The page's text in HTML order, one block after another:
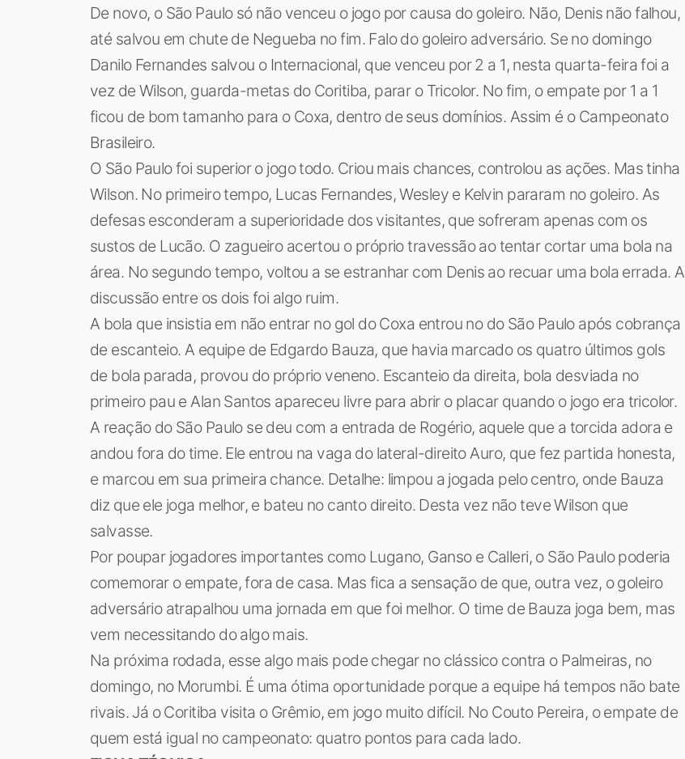
De novo, o São Paulo só não venceu o jogo por causa do goleiro. Não, Denis não falhou,
até salvou em chute de Negueba no fim. Falo do goleiro adversário. Se no domingo
Danilo Fernandes salvou o Internacional, que venceu por 2 a 1, nesta quarta-feira foi a
vez de Wilson, guarda-metas do Coritiba, parar o Tricolor. No fim, o empate por 1 a 1
ficou de bom tamanho para o Coxa, dentro de seus domínios. Assim é o Campeonato
Brasileiro.
O São Paulo foi superior o jogo todo. Criou mais chances, controlou as ações. Mas tinha
Wilson. No primeiro tempo, Lucas Fernandes, Wesley e Kelvin pararam no goleiro. As
defesas esconderam a superioridade dos visitantes, que sofreram apenas com os
sustos de Lucão. O zagueiro acertou o próprio travessão ao tentar cortar uma bola na
área. No segundo tempo, voltou a se estranhar com Denis ao recuar uma bola errada. A
discussão entre os dois foi algo ruim.
A bola que insistia em não entrar no gol do Coxa entrou no do São Paulo após cobrança
de escanteio. A equipe de Edgardo Bauza, que havia marcado os quatro últimos gols
de bola parada, provou do próprio veneno. Escanteio da direita, bola desviada no
primeiro pau e Alan Santos apareceu livre para abrir o placar quando o jogo era tricolor.
A reação do São Paulo se deu com a entrada de Rogério, aquele que a torcida adora e
andou fora do time. Ele entrou na vaga do lateral-direito Auro, que fez partida honesta,
e marcou em sua primeira chance. Detalhe: limpou a jogada pelo centro, onde Bauza
diz que ele joga melhor, e bateu no canto direito. Desta vez não teve Wilson que
salvasse.
Por poupar jogadores importantes como Lugano, Ganso e Calleri, o São Paulo poderia
comemorar o empate, fora de casa. Mas fica a sensação de que, outra vez, o goleiro
adversário atrapalhou uma jornada em que foi melhor. O time de Bauza joga bem, mas
vem necessitando do algo mais.
Na próxima rodada, esse algo mais pode chegar no clássico contra o Palmeiras, no
domingo, no Morumbi. É uma ótima oportunidade porque a equipe há tempos não bate
rivais. Já o Coritiba visita o Grêmio, em jogo muito difícil. No Couto Pereira, o empate de
quem está igual no campeonato: quatro pontos para cada lado.